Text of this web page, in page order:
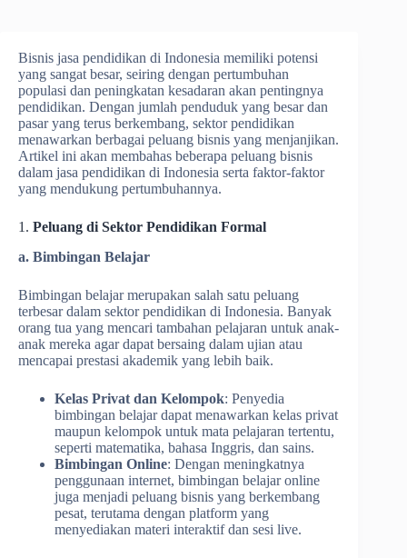
Bisnis jasa pendidikan di Indonesia memiliki potensi
yang sangat besar, seiring dengan pertumbuhan
populasi dan peningkatan kesadaran akan pentingnya
pendidikan. Dengan jumlah penduduk yang besar dan
pasar yang terus berkembang, sektor pendidikan
menawarkan berbagai peluang bisnis yang menjanjikan.
Artikel ini akan membahas beberapa peluang bisnis
dalam jasa pendidikan di Indonesia serta faktor-faktor
yang mendukung pertumbuhannya.
1. Peluang di Sektor Pendidikan Formal
a. Bimbingan Belajar
Bimbingan belajar merupakan salah satu peluang
terbesar dalam sektor pendidikan di Indonesia. Banyak
orang tua yang mencari tambahan pelajaran untuk anak-
anak mereka agar dapat bersaing dalam ujian atau
mencapai prestasi akademik yang lebih baik.
Kelas Privat dan Kelompok: Penyedia
bimbingan belajar dapat menawarkan kelas privat
maupun kelompok untuk mata pelajaran tertentu,
seperti matematika, bahasa Inggris, dan sains.
Bimbingan Online: Dengan meningkatnya
penggunaan internet, bimbingan belajar online
juga menjadi peluang bisnis yang berkembang
pesat, terutama dengan platform yang
menyediakan materi interaktif dan sesi live.